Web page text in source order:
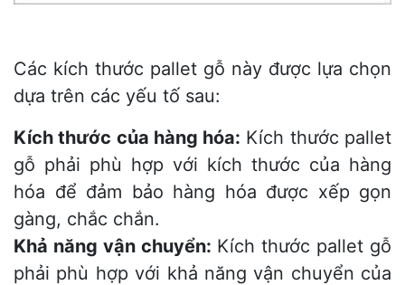
Các kích thước pallet gỗ này được lựa chọn
dựa trên các yếu tố sau:
Kích thước của hàng hóa: Kích thước pallet
gỗ phải phù hợp với kích thước của hàng
hóa để đảm bảo hàng hóa được xếp gọn
gàng, chắc chắn.
Khả năng vận chuyển: Kích thước pallet gỗ
phải phù hợp với khả năng vận chuyển của